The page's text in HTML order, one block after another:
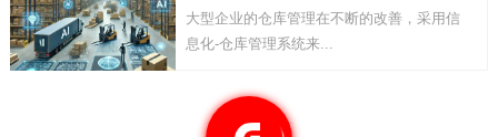
大型企业的仓库管理在不断的改善，采用信
息化-仓库管理系统来...